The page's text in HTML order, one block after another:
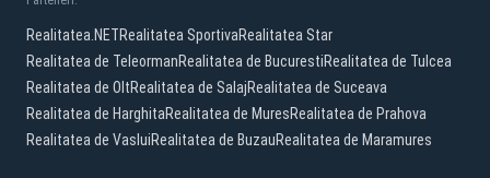
Realitatea.NETRealitatea SportivaRealitatea Star
Realitatea de TeleormanRealitatea de BucurestiRealitatea de Tulcea
Realitatea de OltRealitatea de SalajRealitatea de Suceava
Realitatea de HarghitaRealitatea de MuresRealitatea de Prahova
Realitatea de VasluiRealitatea de BuzauRealitatea de Maramures